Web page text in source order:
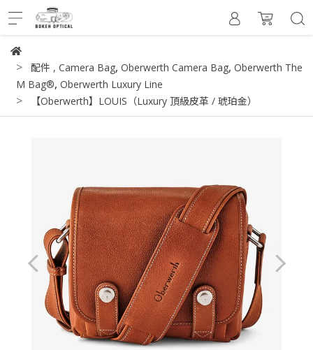
配件 , Camera Bag, Oberwerth Camera Bag, Oberwerth The
M Bag®, Oberwerth Luxury Line
【Oberwerth】LOUIS（Luxury 頂級皮革 / 琥珀金）